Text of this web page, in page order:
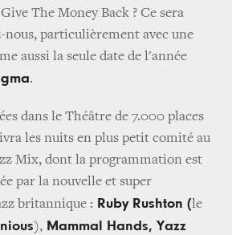
The Money Back ? Ce sera
nous, particulièrement avec une
aussi la seule date de l'année
.
dans le Théâtre de 7.000 places
les nuits en plus petit comité au
Mix, dont la programmation est
par la nouvelle et super
britannique : Ruby Rushton (le
), Mammal Hands, Yazz